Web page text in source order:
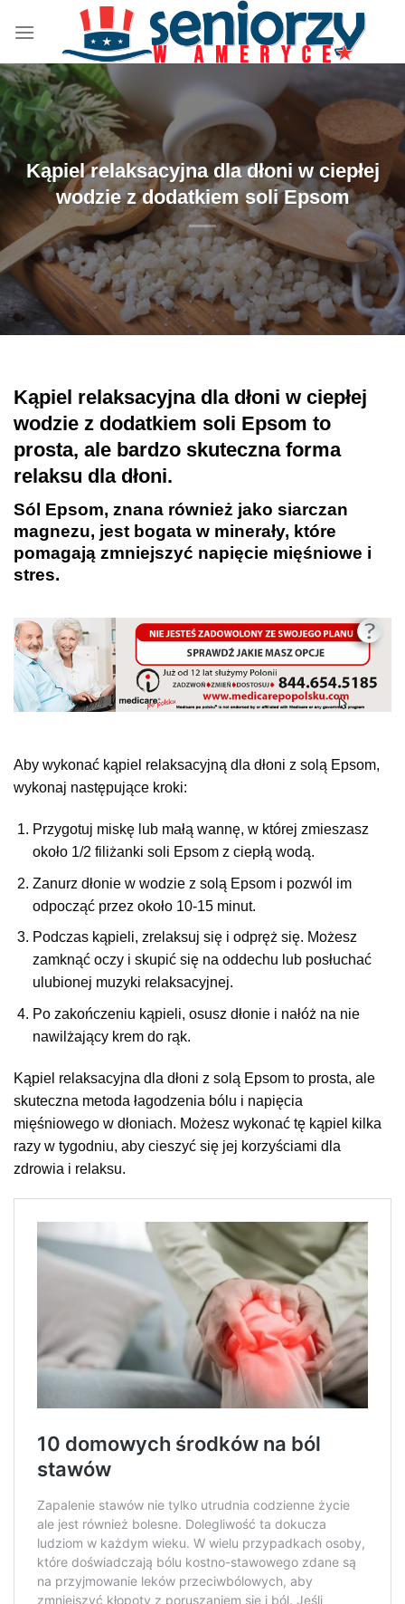
zawartości
Kąpiel relaksacyjna dla dłoni w ciepłej
wodzie z dodatkiem soli Epsom
Kąpiel relaksacyjna dla dłoni w ciepłej
wodzie z dodatkiem soli Epsom to
prosta, ale bardzo skuteczna forma
relaksu dla dłoni.
Sól Epsom, znana również jako siarczan
magnezu, jest bogata w minerały, które
pomagają zmniejszyć napięcie mięśniowe i
stres.
Aby wykonać kąpiel relaksacyjną dla dłoni z solą Epsom,
wykonaj następujące kroki:
Przygotuj miskę lub małą wannę, w której zmieszasz
około 1/2 filiżanki soli Epsom z ciepłą wodą.
Zanurz dłonie w wodzie z solą Epsom i pozwól im
odpocząć przez około 10-15 minut.
Podczas kąpieli, zrelaksuj się i odpręż się. Możesz
zamknąć oczy i skupić się na oddechu lub posłuchać
ulubionej muzyki relaksacyjnej.
Po zakończeniu kąpieli, osusz dłonie i nałóż na nie
nawilżający krem do rąk.
Kąpiel relaksacyjna dla dłoni z solą Epsom to prosta, ale
skuteczna metoda łagodzenia bólu i napięcia
mięśniowego w dłoniach. Możesz wykonać tę kąpiel kilka
razy w tygodniu, aby cieszyć się jej korzyściami dla
zdrowia i relaksu.